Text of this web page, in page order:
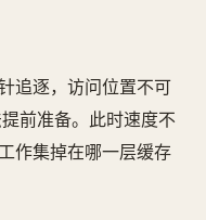
追逐，访问位置不可
前准备。此时速度不
作集掉在哪一层缓存